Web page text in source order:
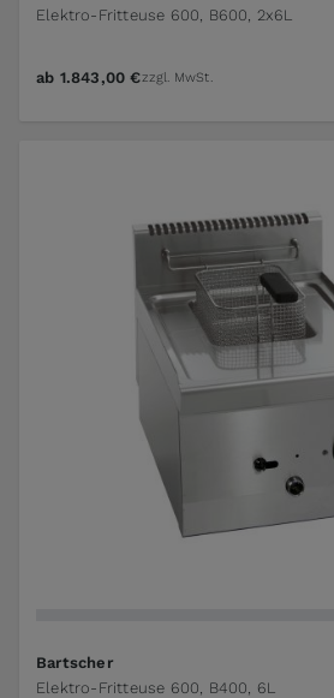
Elektro-Fritteuse 600, B600, 2x6L
ab 1.843,00 €zzgl. MwSt.
Bartscher
Elektro-Fritteuse 600, B400, 6L